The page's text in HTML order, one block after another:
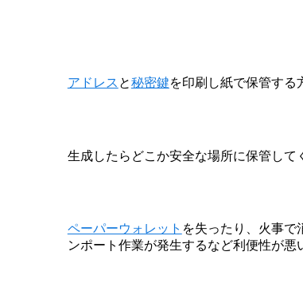
アドレス と秘密鍵を印刷し紙で保管する
生成したらどこか安全な場所に保管して
ペーパーウォレット を失ったり、火事で
ンポート作業が発生するなど利便性が悪